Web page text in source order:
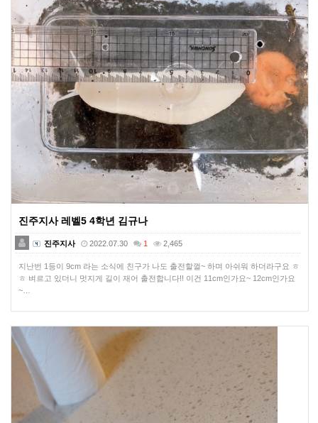
진주지사 레벨5 4학년 김규나
진주지사 2022.07.30 1 2,465
지난번 1등이 9cm 라는 소식에 친구가 나도 출전할껄~ 하며 아쉬워 하더라구요 ㅎ
ㅎ 벼르고 있더니 멋지게 길이 재어 출전합니다!! 이건 11cm인가요~ 12cm인가요
~…